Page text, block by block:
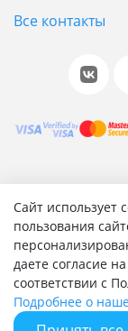
Сайт использует
пользования
даете согласие
соответствии с
Подробнее о
Все контакты
© 2001-2026
Битрикс:
Согласие на
Отзыв согласия на
Политика
Соглашение об